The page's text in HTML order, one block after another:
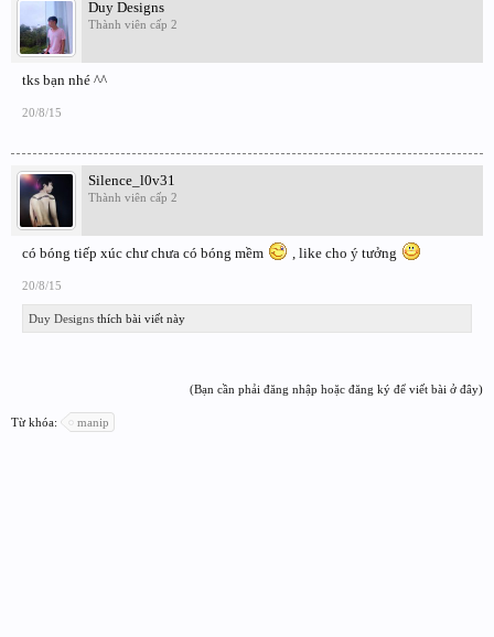
Duy Designs
Thành viên cấp 2
tks bạn nhé ^^
20/8/15
Silence_l0v31
Thành viên cấp 2
có bóng tiếp xúc chư chưa có bóng mềm , like cho ý tưởng
20/8/15
Duy Designs thích bài viết này
(Bạn cần phải đăng nhập hoặc đăng ký để viết bài ở đây)
Từ khóa: manip